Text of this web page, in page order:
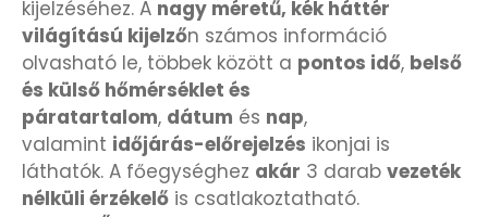
kijelzéséhez. A nagy méretű, kék háttér
világítású kijelzőn számos információ
olvasható le, többek között a pontos idő, belső
és külső hőmérséklet és
páratartalom, dátum és nap,
valamint időjárás-előrejelzés ikonjai is
láthatók. A főegységhez akár 3 darab vezeték
nélküli érzékelő is csatlakoztatható.
KANDALLÓÓRÁK
KENNETH COLE
LORUS